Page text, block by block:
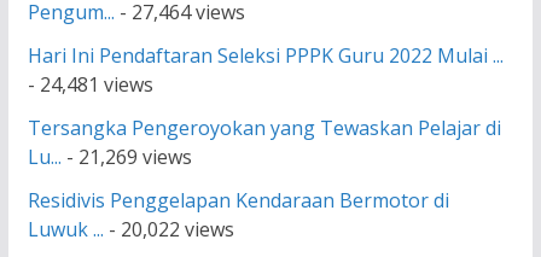
Pengum... - 27,464 views
Hari Ini Pendaftaran Seleksi PPPK Guru 2022 Mulai ...
- 24,481 views
Tersangka Pengeroyokan yang Tewaskan Pelajar di
Lu... - 21,269 views
Residivis Penggelapan Kendaraan Bermotor di
Luwuk ... - 20,022 views